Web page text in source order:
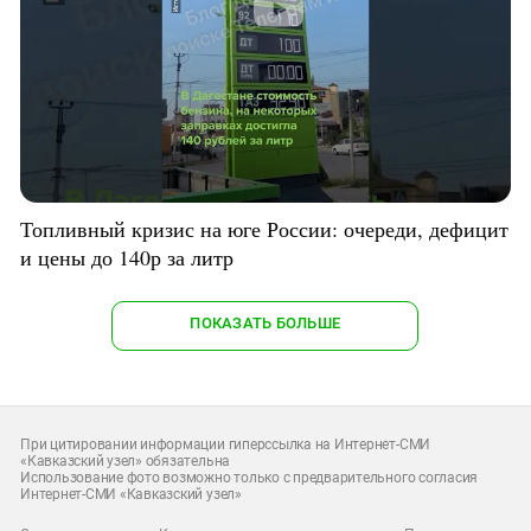
Топливный кризис на юге России: очереди, дефицит
и цены до 140р за литр
ПОКАЗАТЬ БОЛЬШЕ
При цитировании информации гиперссылка на Интернет-СМИ
«Кавказский узел» обязательна
Использование фото возможно только с предварительного согласия
Интернет-СМИ «Кавказский узел»